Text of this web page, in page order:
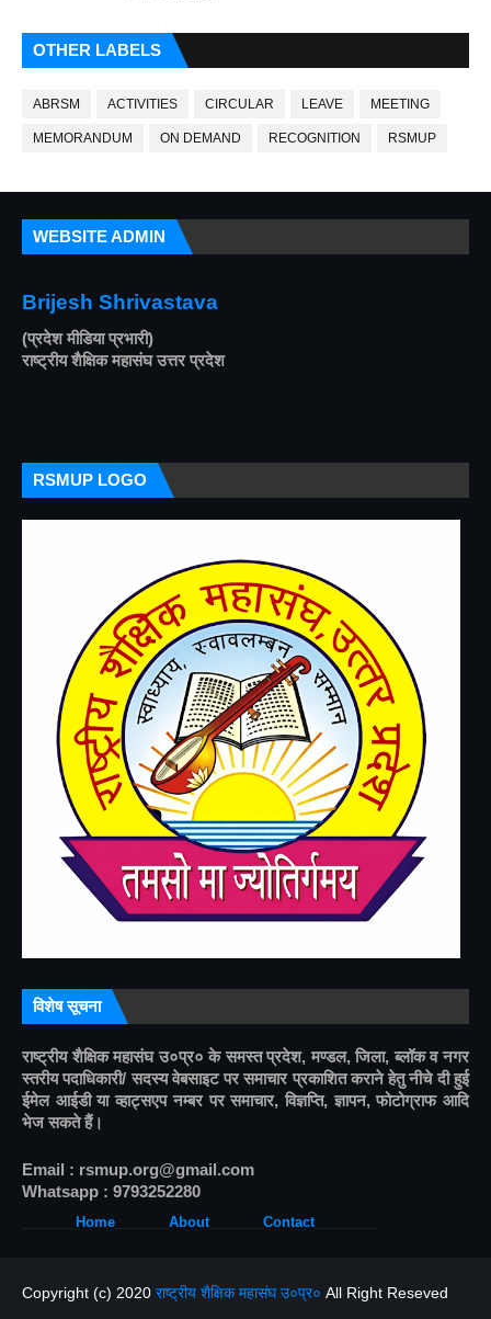
OTHER LABELS
ABRSM ACTIVITIES CIRCULAR LEAVE MEETING
MEMORANDUM ON DEMAND RECOGNITION RSMUP
WEBSITE ADMIN
Brijesh Shrivastava
(प्रदेश मीडिया प्रभारी)
राष्ट्रीय शैक्षिक महासंघ उत्तर प्रदेश
RSMUP LOGO
विशेष सूचना
राष्ट्रीय शैक्षिक महासंघ उ०प्र० के समस्त प्रदेश, मण्डल, जिला, ब्लॉक व नगर
स्तरीय पदाधिकारी/ सदस्य वेबसाइट पर समाचार प्रकाशित कराने हेतु नीचे दी हुई
ईमेल आईडी या व्हाट्सएप नम्बर पर समाचार, विज्ञप्ति, ज्ञापन, फोटोग्राफ आदि
भेज सकते हैं।
Email : rsmup.org@gmail.com
Whatsapp : 9793252280
Home About Contact
Copyright (c) 2020 राष्ट्रीय शैक्षिक महासंघ उ०प्र० All Right Reseved